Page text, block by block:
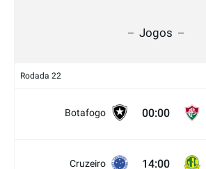
Jogos
Rodada 22
Botafogo 00:00
Cruzeiro 14:00